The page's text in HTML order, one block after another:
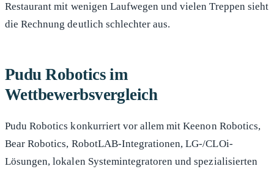
Restaurant mit wenigen Laufwegen und vielen Treppen sieht
die Rechnung deutlich schlechter aus.
Pudu Robotics im
Wettbewerbsvergleich
Pudu Robotics konkurriert vor allem mit Keenon Robotics,
Bear Robotics, RobotLAB-Integrationen, LG-/CLOi-
Lösungen, lokalen Systemintegratoren und spezialisierten